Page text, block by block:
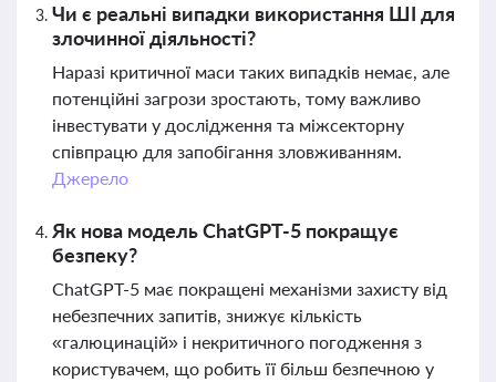
Чи є реальні випадки використання ШІ для
злочинної діяльності?
Наразі критичної маси таких випадків немає, але
потенційні загрози зростають, тому важливо
інвестувати у дослідження та міжсекторну
співпрацю для запобігання зловживанням.
Джерело
Як нова модель ChatGPT-5 покращує
безпеку?
ChatGPT-5 має покращені механізми захисту від
небезпечних запитів, знижує кількість
«галюцинацій» і некритичного погодження з
користувачем, що робить її більш безпечною у